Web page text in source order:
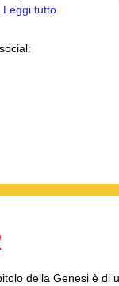
Leggi tutto
della Genesi è di